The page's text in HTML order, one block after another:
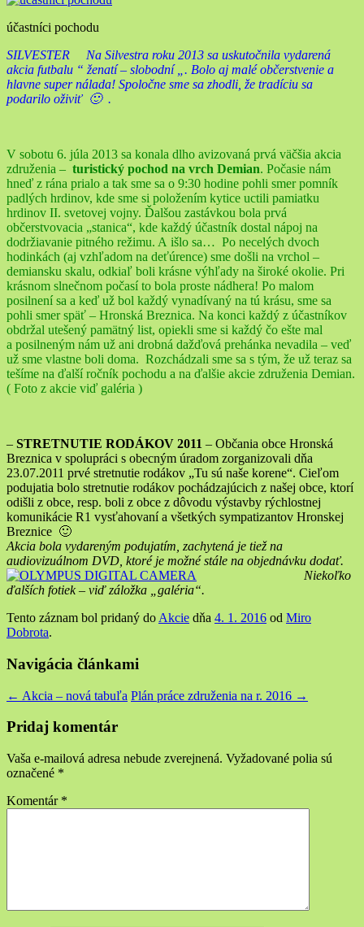
účastníci pochodu
SILVESTER Na Silvestra roku 2013 sa uskutočnila vydarená
akcia futbalu “ ženatí – slobodní „. Bolo aj malé občerstvenie a
hlavne super nálada! Spoločne sme sa zhodli, že tradíciu sa
podarilo oživiť 🙂 .
V sobotu 6. júla 2013 sa konala dlho avizovaná prvá väčšia akcia
združenia – turistický pochod na vrch Demian. Počasie nám
hneď z rána prialo a tak sme sa o 9:30 hodine pohli smer pomník
padlých hrdinov, kde sme si položením kytice uctili pamiatku
hrdinov II. svetovej vojny. Ďalšou zastávkou bola prvá
občerstvovacia „stanica“, kde každý účastník dostal nápoj na
dodržiavanie pitného režimu. A išlo sa… Po necelých dvoch
hodinkách (aj vzhľadom na deťúrence) sme došli na vrchol –
demiansku skalu, odkiaľ boli krásne výhľady na široké okolie. Pri
krásnom slnečnom počasí to bola proste nádhera! Po malom
posilnení sa a keď už bol každý vynadívaný na tú krásu, sme sa
pohli smer späť – Hronská Breznica. Na konci každý z účastníkov
obdržal utešený pamätný list, opiekli sme si každý čo ešte mal
a posilneným nám už ani drobná dažďová prehánka nevadila – veď
už sme vlastne boli doma. Rozchádzali sme sa s tým, že už teraz sa
tešíme na ďalší ročník pochodu a na ďalšie akcie združenia Demian.
( Foto z akcie viď galéria )
– STRETNUTIE RODÁKOV 2011 – Občania obce Hronská
Breznica v spolupráci s obecným úradom zorganizovali dňa
23.07.2011 prvé stretnutie rodákov „Tu sú naše korene“. Cieľom
podujatia bolo stretnutie rodákov pochádzajúcich z našej obce, ktorí
odišli z obce, resp. boli z obce z dôvodu výstavby rýchlostnej
komunikácie R1 vysťahovaní a všetkých sympatizantov Hronskej
Breznice 🙂
Akcia bola vydareným podujatím, zachytená je tiež na
audiovizuálnom DVD, ktoré je možné stále na objednávku dodať.
Niekoľko
ďalších fotiek – viď záložka „galéria“.
Tento záznam bol pridaný do Akcie dňa 4. 1. 2016 od Miro
Dobrota.
Navigácia článkami
← Akcia – nová tabuľa Plán práce združenia na r. 2016 →
Pridaj komentár
Vaša e-mailová adresa nebude zverejnená. Vyžadované polia sú
označené *
Komentár *